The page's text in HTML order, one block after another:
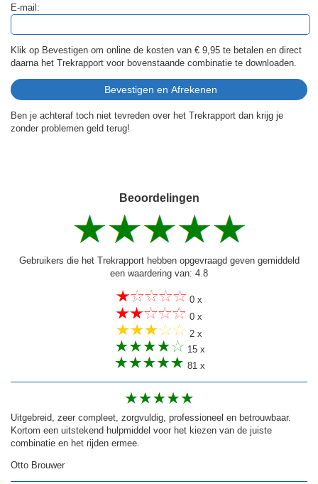
E-mail:
Klik op Bevestigen om online de kosten van € 9,95 te betalen en direct
daarna het Trekrapport voor bovenstaande combinatie te downloaden.
Ben je achteraf toch niet tevreden over het Trekrapport dan krijg je
zonder problemen geld terug!
Beoordelingen
Gebruikers die het Trekrapport hebben opgevraagd geven gemiddeld
een waardering van: 4.8
0 x
0 x
2 x
15 x
81 x
Uitgebreid, zeer compleet, zorgvuldig, professioneel en betrouwbaar.
Kortom een uitstekend hulpmiddel voor het kiezen van de juiste
combinatie en het rijden ermee.
Otto Brouwer